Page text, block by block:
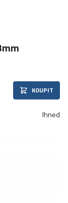
KOUPIT
Ihned